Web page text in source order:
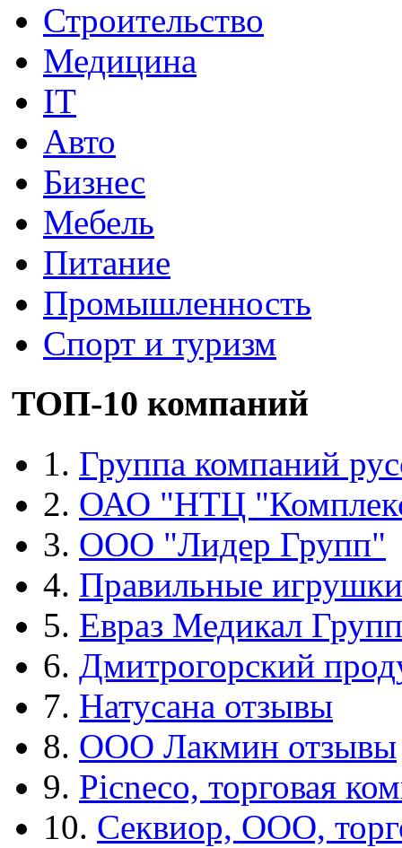
Строительство
Медицина
IT
Авто
Бизнес
Мебель
Питание
Промышленность
Спорт и туризм
ТОП-10 компаний
1. Группа компаний
2. ОАО "НТЦ
3. ООО "Лидер Групп"
4. Правильные игрушки
5. Евраз Медикал Групп
6. Дмитрогорский
7. Натусана отзывы
8. ООО Лакмин отзывы
9. Picneco, торговая
10. Секвиор, ООО,